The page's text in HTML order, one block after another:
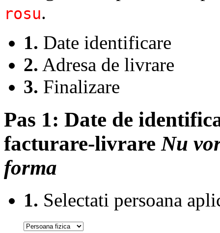
rosu.
1. Date identificare
2. Adresa de livrare
3. Finalizare
Pas 1: Date de
facturare-livrareNu
forma
1. Selectati persoana